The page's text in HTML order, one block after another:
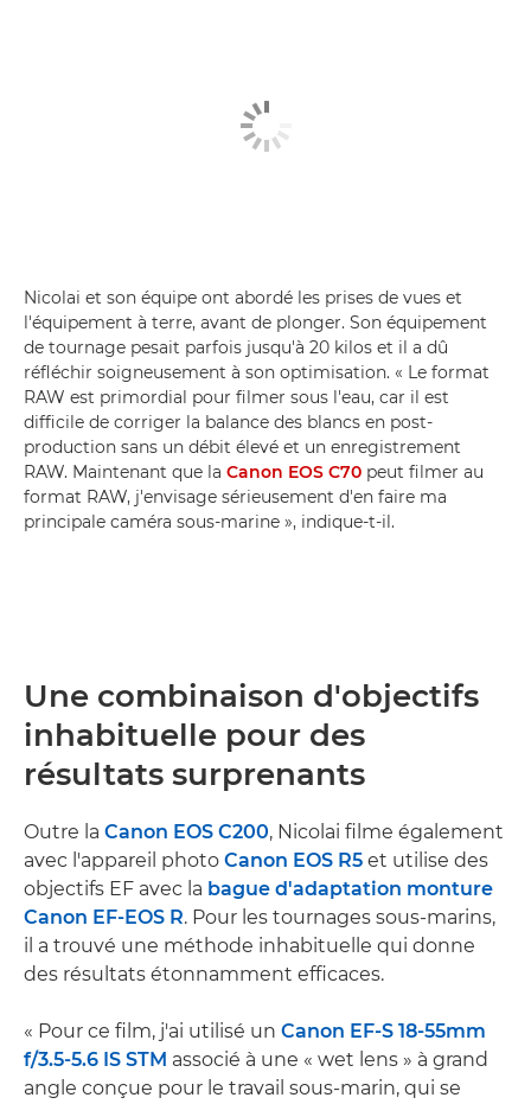
Nicolai et son équipe ont abordé les prises de vues et
l'équipement à terre, avant de plonger. Son équipement
de tournage pesait parfois jusqu'à 20 kilos et il a dû
réfléchir soigneusement à son optimisation. « Le format
RAW est primordial pour filmer sous l'eau, car il est
difficile de corriger la balance des blancs en post-
production sans un débit élevé et un enregistrement
RAW. Maintenant que la Canon EOS C70 peut filmer au
format RAW, j'envisage sérieusement d'en faire ma
principale caméra sous-marine », indique-t-il.
Une combinaison d'objectifs
inhabituelle pour des
résultats surprenants
Outre la Canon EOS C200, Nicolai filme également
avec l'appareil photo Canon EOS R5 et utilise des
objectifs EF avec la bague d'adaptation monture
Canon EF-EOS R. Pour les tournages sous-marins,
il a trouvé une méthode inhabituelle qui donne
des résultats étonnamment efficaces.
« Pour ce film, j'ai utilisé un Canon EF-S 18-55mm
f/3.5-5.6 IS STM associé à une « wet lens » à grand
angle conçue pour le travail sous-marin, qui se